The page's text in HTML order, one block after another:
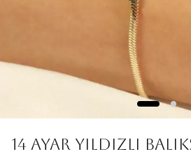
14 AYAR YILDIZLI